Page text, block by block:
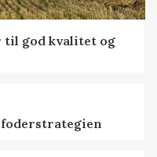
til god kvalitet og
foderstrategien